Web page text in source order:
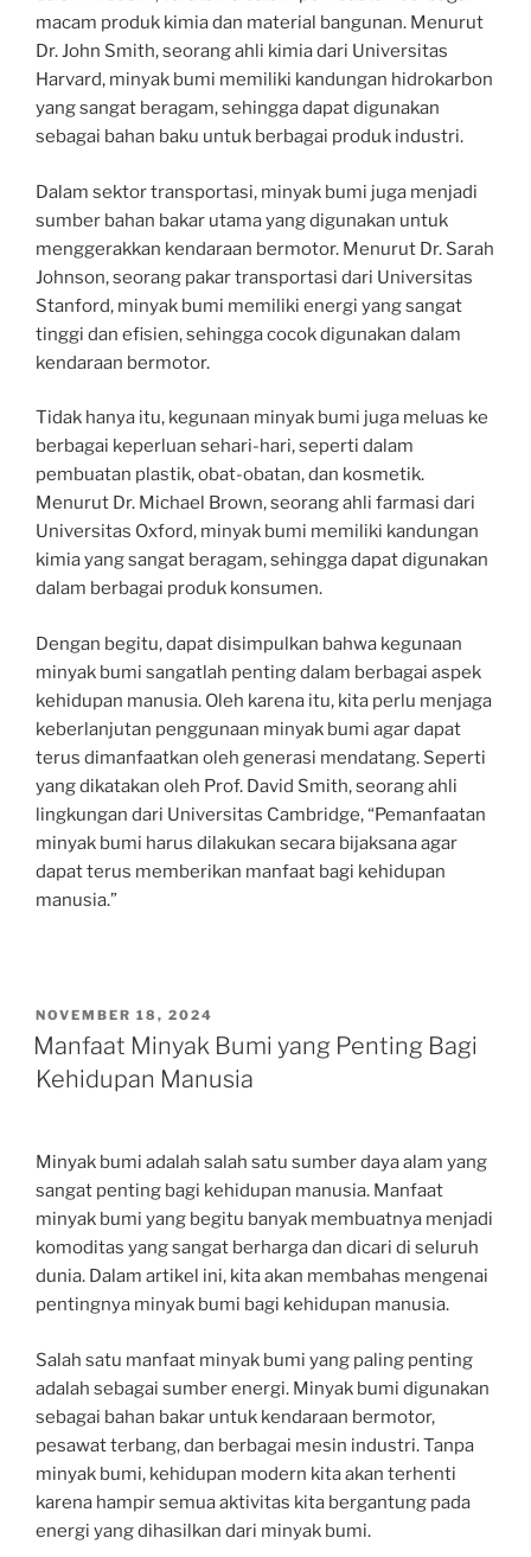
macam produk kimia dan material bangunan. Menurut
Dr. John Smith, seorang ahli kimia dari Universitas
Harvard, minyak bumi memiliki kandungan hidrokarbon
yang sangat beragam, sehingga dapat digunakan
sebagai bahan baku untuk berbagai produk industri.
Dalam sektor transportasi, minyak bumi juga menjadi
sumber bahan bakar utama yang digunakan untuk
menggerakkan kendaraan bermotor. Menurut Dr. Sarah
Johnson, seorang pakar transportasi dari Universitas
Stanford, minyak bumi memiliki energi yang sangat
tinggi dan efisien, sehingga cocok digunakan dalam
kendaraan bermotor.
Tidak hanya itu, kegunaan minyak bumi juga meluas ke
berbagai keperluan sehari-hari, seperti dalam
pembuatan plastik, obat-obatan, dan kosmetik.
Menurut Dr. Michael Brown, seorang ahli farmasi dari
Universitas Oxford, minyak bumi memiliki kandungan
kimia yang sangat beragam, sehingga dapat digunakan
dalam berbagai produk konsumen.
Dengan begitu, dapat disimpulkan bahwa kegunaan
minyak bumi sangatlah penting dalam berbagai aspek
kehidupan manusia. Oleh karena itu, kita perlu menjaga
keberlanjutan penggunaan minyak bumi agar dapat
terus dimanfaatkan oleh generasi mendatang. Seperti
yang dikatakan oleh Prof. David Smith, seorang ahli
lingkungan dari Universitas Cambridge, “Pemanfaatan
minyak bumi harus dilakukan secara bijaksana agar
dapat terus memberikan manfaat bagi kehidupan
manusia.”
POSTED
ON
NOVEMBER 18, 2024
Manfaat Minyak Bumi yang Penting Bagi
Kehidupan Manusia
Minyak bumi adalah salah satu sumber daya alam yang
sangat penting bagi kehidupan manusia. Manfaat
minyak bumi yang begitu banyak membuatnya menjadi
komoditas yang sangat berharga dan dicari di seluruh
dunia. Dalam artikel ini, kita akan membahas mengenai
pentingnya minyak bumi bagi kehidupan manusia.
Salah satu manfaat minyak bumi yang paling penting
adalah sebagai sumber energi. Minyak bumi digunakan
sebagai bahan bakar untuk kendaraan bermotor,
pesawat terbang, dan berbagai mesin industri. Tanpa
minyak bumi, kehidupan modern kita akan terhenti
karena hampir semua aktivitas kita bergantung pada
energi yang dihasilkan dari minyak bumi.